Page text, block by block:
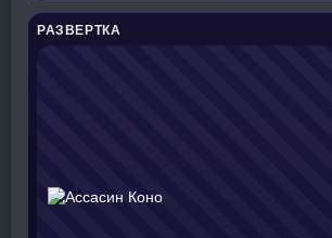
РАЗВЕРТКА